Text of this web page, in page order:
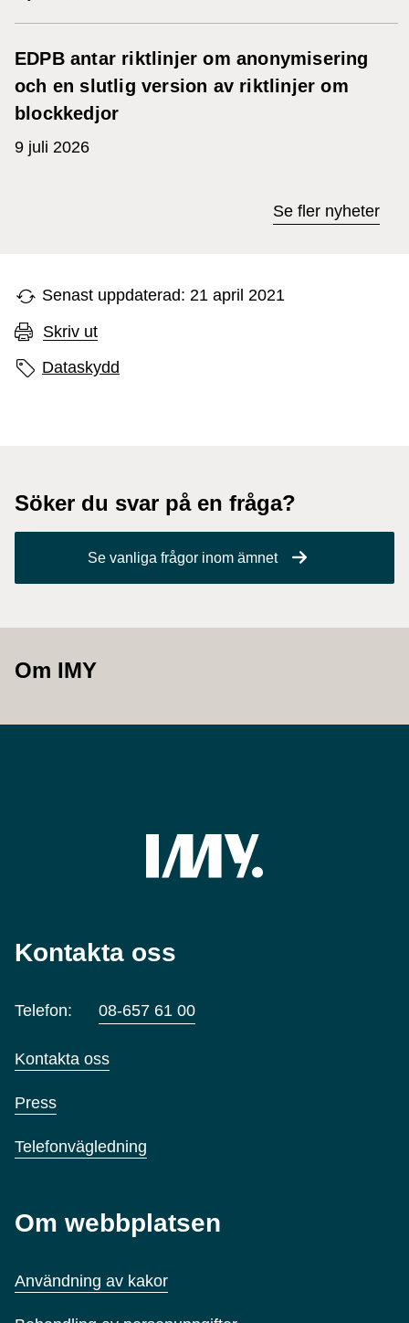
EDPB antar riktlinjer om anonymisering
och en slutlig version av riktlinjer om
blockkedjor
9 juli 2026
Se fler nyheter
Senast uppdaterad: 21 april 2021
Skriv ut
Sidans etiketter
Dataskydd
Söker du svar på en fråga?
Se vanliga frågor inom ämnet
Om IMY
Kontakta oss
Telefon: 08-657 61 00
Kontakta oss
Press
Telefonvägledning
Om webbplatsen
Användning av kakor